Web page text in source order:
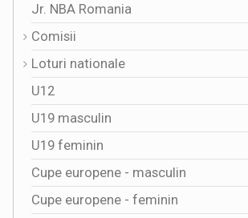
Jr. NBA Romania
Comisii
Loturi nationale
U12
U19 masculin
U19 feminin
Cupe europene - masculin
Cupe europene - feminin